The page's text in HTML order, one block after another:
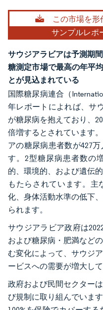
画像 © Mordor Intelligence。再利
この市場を形
サンプルレポ
サウジアラビアは予測期
糖測定市場で最高の年平
とが見込まれている
国際糖尿病連合（
年レポートによれば、サ
が糖尿病を抱えており、
倍増するとされています
アの糖尿病患者数が427
す。2型糖尿病患者数の
的、環境的、および遺伝
もたらされています。主
化、身体活動水準の低下
られます。
サウジアラビア政府は
および糖尿病・肥満など
む変化によって、サウジ
ービスへの需要が増大し
政府および民間セクター
び規制に取り組んでいま